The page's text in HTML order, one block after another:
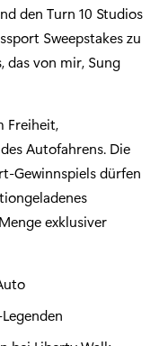
den Turn 10 Studios
Sweepstakes zu
das von mir, Sung
Freiheit,
Autofahrens. Die
Gewinnspiels dürfen
exklusiver